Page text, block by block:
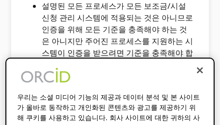
설명된 모든 프로세스가 모든 보조금/시설
신청 관리 시스템에 적용되는 것은 아니므로
인증을 위해 모든 기준을 충족해야 하는 것
은 아니지만 주어진 프로세스를 지원하는 시
스템이 인증을 받으려면 기준을 충족해야 합
이러한 기준은 다양한 학술 서비스 제공업체
시스템에서 사용하는 워크플로우에 대한 업
계 모범 사례에 대해 실시한 광범위한 분석
을 기반으로 하며, 공개 검토 및 의견 수렴을
우리는 소셜 미디어 기능의 제공과 데이터 분석 및 본 사이트
가 올바로 동작하고 개인화된 콘텐츠와 광고를 제공하기 위
해 쿠키를 사용하고 있습니다. 회사 사이트에 대한 귀하의 사